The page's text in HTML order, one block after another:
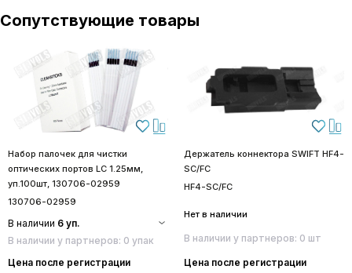
Сопутствующие товары
Набор палочек для чистки
оптических портов LC 1.25мм,
уп.100шт, 130706-02959
130706-02959
В наличии 6 уп.
В наличии у партнеров: 0 упак
Цена после регистрации
Держатель коннектора SWIFT HF4-
SC/FC
HF4-SC/FC
Нет в наличии
В наличии у партнеров: 0 шт
Цена после регистрации